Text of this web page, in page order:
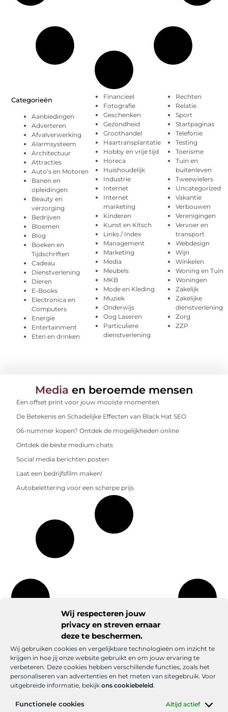
Wij respecteren jouw
privacy en streven ernaar
deze te beschermen.
Wij gebruiken cookies en vergelijkbare technologieën om inzicht te
krijgen in hoe jij onze website gebruikt en om jouw ervaring te
verbeteren. Deze cookies hebben verschillende functies, zoals het
personaliseren van advertenties en het meten van sitegebruik. Voor
uitgebreide informatie, bekijk ons cookiebeleid.
Functionele cookies Altijd actief
Categorieën
Aanbiedingen
Adverteren
Afvalverwerking
Alarmsysteem
Architectuur
Attracties
Auto’s en Motoren
Banen en
opleidingen
Beauty en
verzorging
Bedrijven
Bloemen
Blog
Boeken en
Tijdschriften
Cadeau
Dienstverlening
Dieren
E-Books
Electronica en
Computers
Energie
Entertainment
Eten en drinken
Financieel
Fotografie
Geschenken
Gezondheid
Groothandel
Haartransplantatie
Hobby en vrije tijd
Horeca
Huishoudelijk
Industrie
Internet
Internet
marketing
Kinderen
Kunst en Kitsch
Links / Index
Management
Marketing
Media
Meubels
MKB
Mode en Kleding
Muziek
Onderwijs
Oog Laseren
Particuliere
dienstverlening
Rechten
Relatie
Sport
Startpaginas
Telefonie
Testing
Toerisme
Tuin en
buitenleven
Tweewielers
Uncategorized
Vakantie
Verbouwen
Verenigingen
Vervoer en
transport
Webdesign
Wijn
Winkelen
Woning en Tuin
Woningen
Zakelijk
Zakelijke
dienstverlening
Zorg
ZZP
Media en beroemde mensen
Een offset print voor jouw mooiste momenten
De Betekenis en Schadelijke Effecten van Black Hat SEO
06-nummer kopen? Ontdek de mogelijkheden online
Ontdek de beste medium chats
Social media berichten posten
Laat een bedrijfsfilm maken!
Autobelettering voor een scherpe prijs